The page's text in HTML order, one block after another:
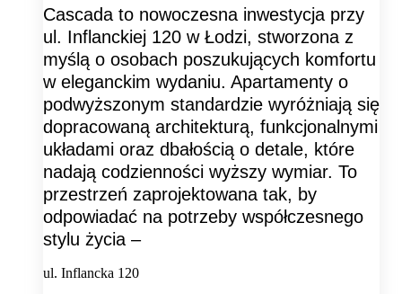
Cascada to nowoczesna inwestycja przy
ul. Inflanckiej 120 w Łodzi, stworzona z
myślą o osobach poszukujących komfortu
w eleganckim wydaniu. Apartamenty o
podwyższonym standardzie wyróżniają się
dopracowaną architekturą, funkcjonalnymi
układami oraz dbałością o detale, które
nadają codzienności wyższy wymiar. To
przestrzeń zaprojektowana tak, by
odpowiadać na potrzeby współczesnego
stylu życia –
ul. Inflancka 120